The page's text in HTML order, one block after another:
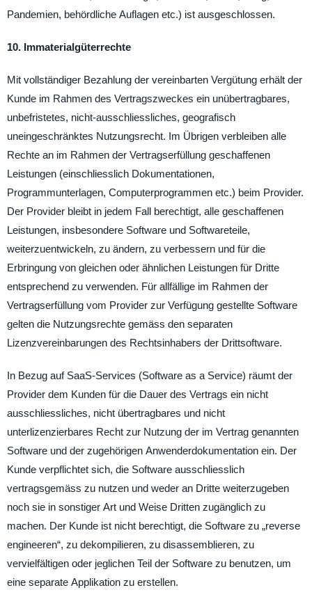
Pandemien, behördliche Auflagen etc.) ist ausgeschlossen.
10. Immaterialgüterrechte
Mit vollständiger Bezahlung der vereinbarten Vergütung erhält der
Kunde im Rahmen des Vertragszweckes ein unübertragbares,
unbefristetes, nicht-ausschliessliches, geografisch
uneingeschränktes Nutzungsrecht. Im Übrigen verbleiben alle
Rechte an im Rahmen der Vertragserfüllung geschaffenen
Leistungen (einschliesslich Dokumentationen,
Programmunterlagen, Computerprogrammen etc.) beim Provider.
Der Provider bleibt in jedem Fall berechtigt, alle geschaffenen
Leistungen, insbesondere Software und Softwareteile,
weiterzuentwickeln, zu ändern, zu verbessern und für die
Erbringung von gleichen oder ähnlichen Leistungen für Dritte
entsprechend zu verwenden. Für allfällige im Rahmen der
Vertragserfüllung vom Provider zur Verfügung gestellte Software
gelten die Nutzungsrechte gemäss den separaten
Lizenzvereinbarungen des Rechtsinhabers der Drittsoftware.
In Bezug auf SaaS-Services (Software as a Service) räumt der
Provider dem Kunden für die Dauer des Vertrags ein nicht
ausschliessliches, nicht übertragbares und nicht
unterlizenzierbares Recht zur Nutzung der im Vertrag genannten
Software und der zugehörigen Anwenderdokumentation ein. Der
Kunde verpflichtet sich, die Software ausschliesslich
vertragsgemäss zu nutzen und weder an Dritte weiterzugeben
noch sie in sonstiger Art und Weise Dritten zugänglich zu
machen. Der Kunde ist nicht berechtigt, die Software zu „reverse
engineeren“, zu dekompilieren, zu disassemblieren, zu
vervielfältigen oder jeglichen Teil der Software zu benutzen, um
eine separate Applikation zu erstellen.